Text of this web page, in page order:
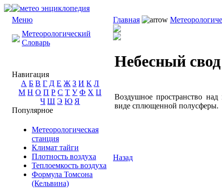
Меню
Метеорологический
Словарь
Навигация
А Б В Г Д Е Ж З И К Л
М Н О П Р С Т У Ф Х Ц
Ч Ш Э Ю Я
Популярное
Метеорологическая
станция
Климат тайги
Плотность воздуха
Теплоемкость воздуха
Формула Томсона
(Кельвина)
Главная
Небесный свод
Воздушное пространство над
виде сплющенной полусферы.
Назад